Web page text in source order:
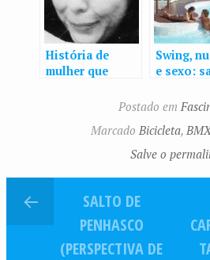
História de
mulher que
do marido vai
Swing,
e sexo:
os
Postado em
Marcado Bicicleta,
Salve o
SALTO DE
PENHASCO
(PERSPECTIVA DE